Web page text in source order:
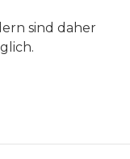
sind daher